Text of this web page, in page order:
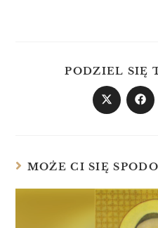
PODZIEL SIĘ
MOŻE CI SIĘ